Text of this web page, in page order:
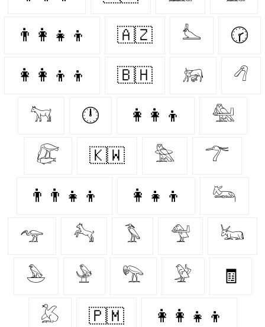
👨‍👩‍👧‍👦 🇦🇿 𓅏 🕝
👩‍👩‍👦‍👦 🇧🇭 𓃖 𓆁
𓃙 🕛 👩‍👩‍👦 𓅕
𓅻 🇰🇼 𓅗 𓆀
👨‍👨‍👧‍👦 👩‍👧‍👦 𓃛
𓅠 𓃚 𓅣 𓅵 𓃜
𓅅 𓅈 𓅟 𓅶 🧾
𓅷 🇵🇲 👩‍👩‍👧‍👦